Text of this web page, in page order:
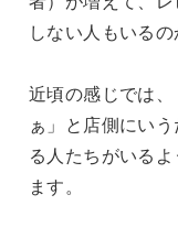
しない人もいる
近頃の感じでは
ぁ」と店側にい
る人たちがいる
ます。